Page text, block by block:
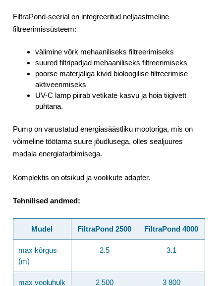
FiltraPond-seerial on integreeritud neljaastmeline
filtreerimissüsteem:
välimine võrk mehaaniliseks filtreerimiseks
suured filtripadjad mehaaniliseks filtreerimiseks
poorse materjaliga kivid bioloogilise filtreerimise
aktiveerimiseks
UV-C lamp piirab vetikate kasvu ja hoia tiigivett
puhtana.
Pump on varustatud energiasäästliku mootoriga, mis on
võimeline töötama suure jõudlusega, olles sealjuures
madala energiatarbimisega.
Komplektis on otsikud ja voolikute adapter.
Tehnilised andmed:
Mudel FiltraPond 2500 FiltraPond 4000
max kõrgus
(m)
2.5 3.1
max vooluhulk 2 500 3 800